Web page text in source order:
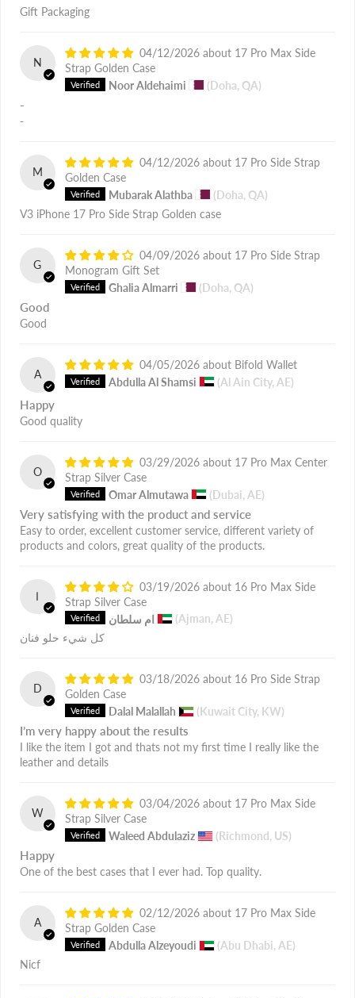
Gift Packaging
N
04/12/2026
17 Pro Max Side
Strap Golden Case
Noor Aldehaimi
(Doha, QA)
-
-
M
04/12/2026
17 Pro Side Strap
Golden Case
Mubarak Alathba
(Doha, QA)
V3 iPhone 17 Pro Side Strap Golden case
G
04/09/2026
17 Pro Side Strap
Monogram Gift Set
Ghalia Almarri
(Doha, QA)
Good
Good
A
04/05/2026
Bifold Wallet
Abdulla Al Shamsi
(Al Ain City, AE)
Happy
Good quality
O
03/29/2026
17 Pro Max Center
Strap Silver Case
Omar Almutawa
(Dubai, AE)
Very satisfying with the product and service
Easy to order, excellent customer service, different variety of
products and colors, great quality of the products.
ا
03/19/2026
16 Pro Max Side
Strap Silver Case
ام سلطان
(Ajman, AE)
كل شيء حلو فنان
D
03/18/2026
16 Pro Side Strap
Golden Case
Dalal Malallah
(Kuwait City, KW)
I’m very happy about the results
I like the item I got and thats not my first time I really like the
leather and details
W
03/04/2026
17 Pro Max Side
Strap Silver Case
Waleed Abdulaziz
(Richmond, US)
Happy
One of the best cases that I ever had. Top quality.
A
02/12/2026
17 Pro Max Side
Strap Golden Case
Abdulla Alzeyoudi
(Abu Dhabi, AE)
Nicf